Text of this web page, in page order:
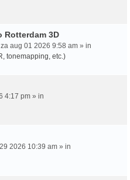
Rotterdam 3D
aug 01 2026 9:58 am » in
tonemapping, etc.)
4:17 pm » in
2026 10:39 am » in